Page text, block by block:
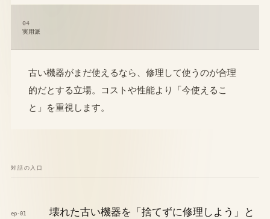
04
実用派
古い機器がまだ使えるなら、修理して使うのが合理
的だとする立場。コストや性能より「今使えるこ
と」を重視します。
対話の入口
ep-01
壊れた古い機器を「捨てずに修理しよう」と